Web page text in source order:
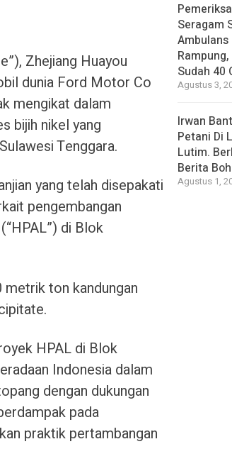
Zhejiang Huayou
dunia Ford Motor Co
mengikat dalam
bijih nikel yang
Tenggara.
yang telah disepakati
pengembangan
di Blok
ton kandungan
HPAL di Blok
Indonesia dalam
dengan dukungan
pada
praktik pertambangan
Seragam
Ambulans
Sudah 40
Agustus 3,
Irwan
Petani Di
Lutim.
Berita
Agustus 1,